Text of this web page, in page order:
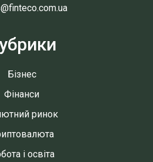
Бізнес
Фінанси
ринок
і освіта